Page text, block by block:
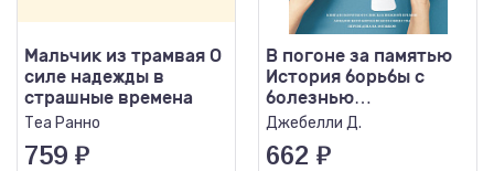
Мальчик из трамвая О
силе надежды в
страшные времена
Теа Ранно
759 ₽
В погоне за памятью
История борьбы с
болезнью
Альцгеймера
Джебелли Д.
662 ₽